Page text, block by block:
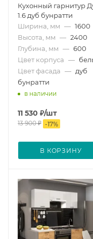
Кухонный гарнитур
1.6 дуб бунратти
Ширина, мм — 1600
Высота, мм — 2400
Глубина, мм — 600
Цвет корпуса —
Цвет фасада — дуб
бунратти
в наличии
11 530 ₽/шт
13 900₽ -17%
В КОРЗИНУ